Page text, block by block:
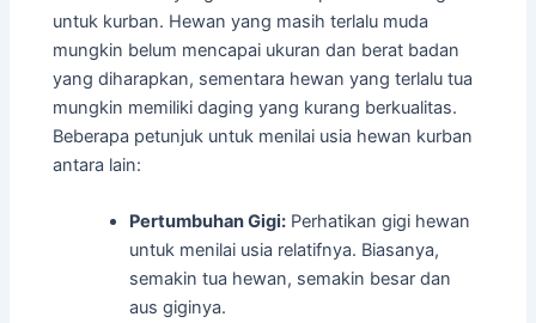
untuk kurban. Hewan yang masih terlalu muda
mungkin belum mencapai ukuran dan berat badan
yang diharapkan, sementara hewan yang terlalu tua
mungkin memiliki daging yang kurang berkualitas.
Beberapa petunjuk untuk menilai usia hewan kurban
antara lain:
Pertumbuhan Gigi: Perhatikan gigi hewan
untuk menilai usia relatifnya. Biasanya,
semakin tua hewan, semakin besar dan
aus giginya.